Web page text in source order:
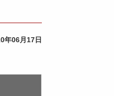
年06月17日